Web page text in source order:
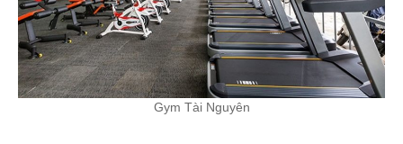
Gym Tài Nguyên